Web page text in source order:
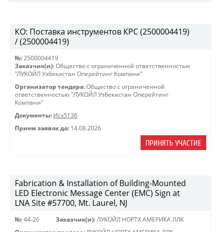
КО: Поставка инструментов КРС (2500004419)
/ (2500004419)
№: 2500004419
Заказчик(и): Общество с ограниченной ответственностью
"ЛУКОЙЛ Узбекистан Оперейтинг Компани"
Организатор тендера: Общество с ограниченной
ответственностью "ЛУКОЙЛ Узбекистан Оперейтинг
Компани"
Документы: Исх5136
Прием заявок до: 14.08.2026
ПРИНЯТЬ УЧАСТИЕ
Fabrication & Installation of Building-Mounted
LED Electronic Message Center (EMC) Sign at
LNA Site #57700, Mt. Laurel, NJ
№: 44-26 Заказчик(и): ЛУКОЙЛ НОРТХ АМЕРИКА ЛЛК